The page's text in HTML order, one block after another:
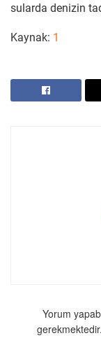
sularda denizin
Kaynak: 1
Yorum